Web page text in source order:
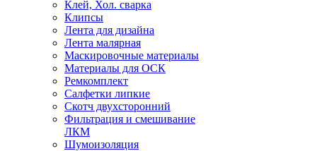
Клей, Хол. сварка
Клипсы
Лента для дизайна
Лента малярная
Маскировочные материалы
Материалы для ОСК
Ремкомплект
Салфетки липкие
Скотч двухсторонний
Фильтрация и смешивание
ЛКМ
Шумоизоляция